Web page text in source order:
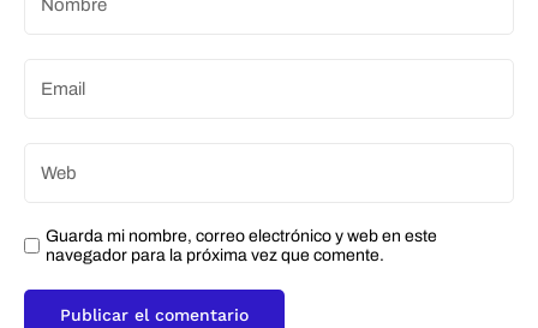
Guarda mi nombre, correo electrónico y web en este
navegador para la próxima vez que comente.